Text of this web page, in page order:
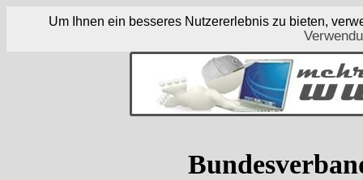
Um Ihnen ein besseres Nutzererlebnis zu bieten,